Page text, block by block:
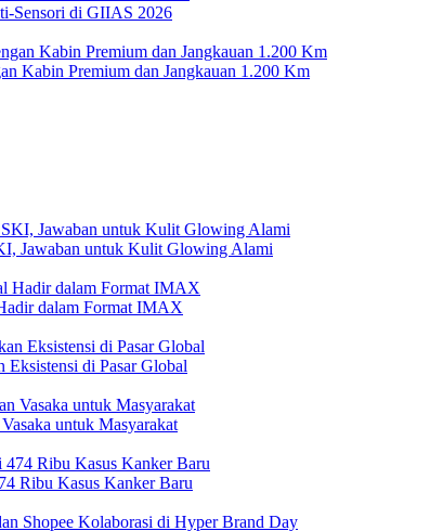
Sensori di GIIAS 2026
Kabin Premium dan Jangkauan 1.200 Km
Jawaban untuk Kulit Glowing Alami
dalam Format IMAX
di Pasar Global
untuk Masyarakat
Ribu Kasus Kanker Baru